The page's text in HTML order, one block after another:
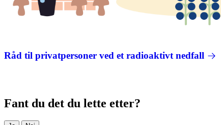
Råd til privatpersoner ved et radioaktivt nedfall
Fant du det du lette etter?